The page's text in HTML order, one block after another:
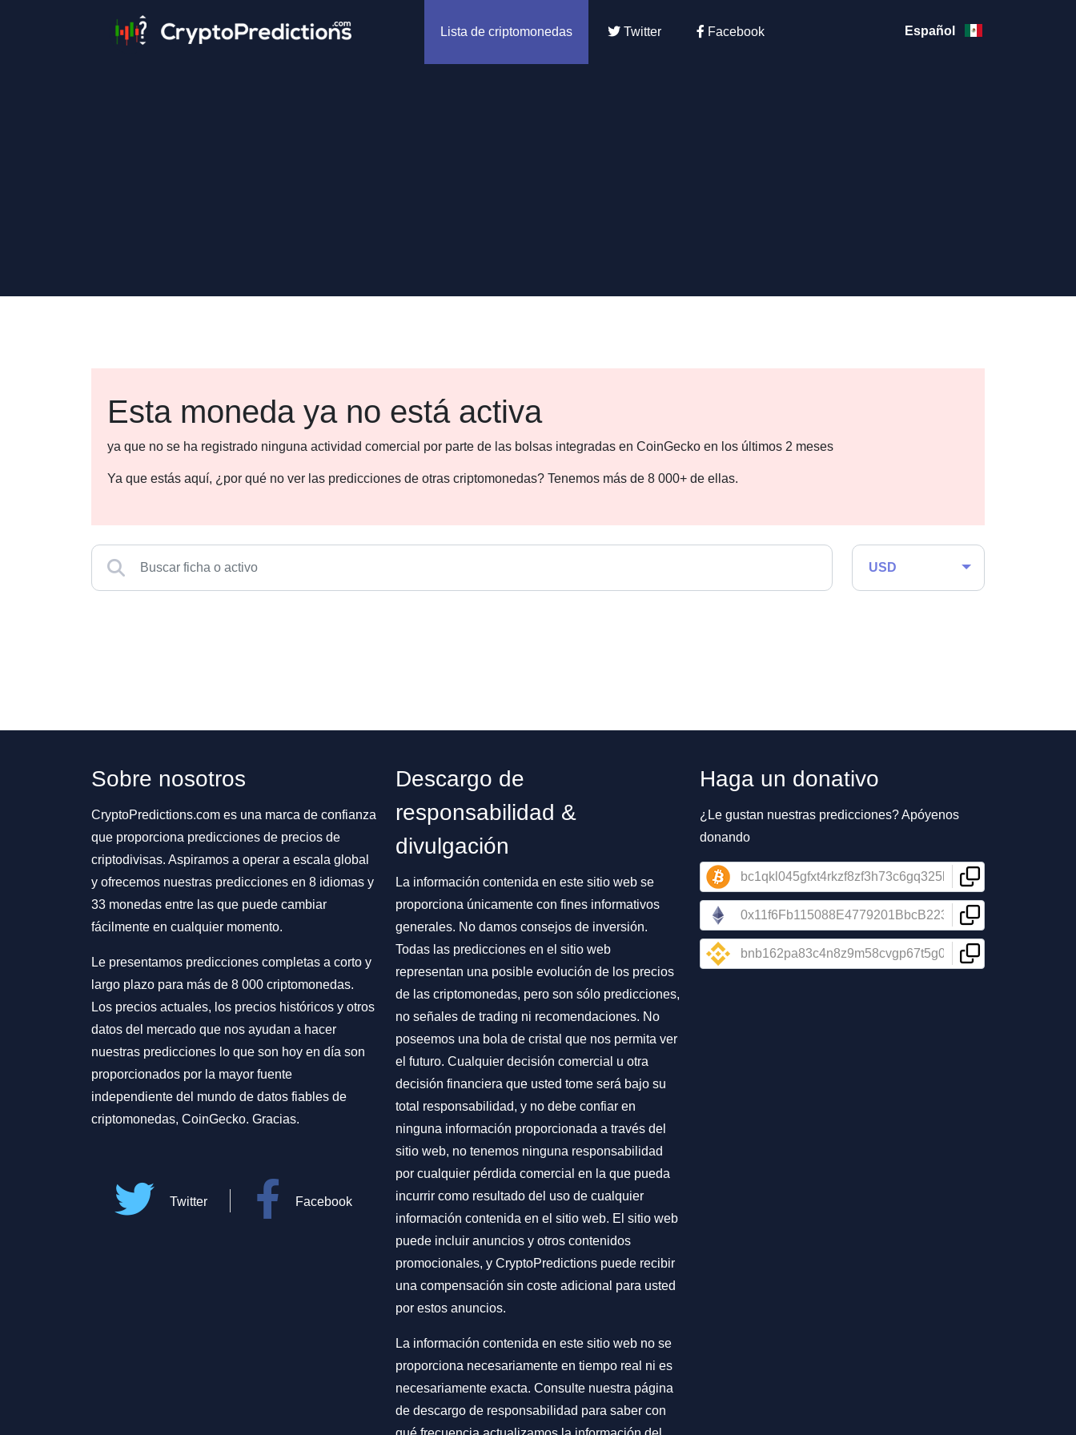
Lista de criptomonedas Twitter Facebook Español
Esta moneda ya no está activa
ya que no se ha registrado ninguna actividad comercial por parte de las bolsas integradas en CoinGecko en los últimos 2 meses
Ya que estás aquí, ¿por qué no ver las predicciones de otras criptomonedas? Tenemos más de 8 000+ de ellas.
USD
Sobre nosotros
CryptoPredictions.com es una marca de confianza
que proporciona predicciones de precios de
criptodivisas. Aspiramos a operar a escala global
y ofrecemos nuestras predicciones en 8 idiomas y
33 monedas entre las que puede cambiar
fácilmente en cualquier momento.
Le presentamos predicciones completas a corto y
largo plazo para más de 8 000 criptomonedas.
Los precios actuales, los precios históricos y otros
datos del mercado que nos ayudan a hacer
nuestras predicciones lo que son hoy en día son
proporcionados por la mayor fuente
independiente del mundo de datos fiables de
criptomonedas, CoinGecko. Gracias.
Twitter Facebook
Descargo de
responsabilidad &
divulgación
La información contenida en este sitio web se
proporciona únicamente con fines informativos
generales. No damos consejos de inversión.
Todas las predicciones en el sitio web
representan una posible evolución de los precios
de las criptomonedas, pero son sólo predicciones,
no señales de trading ni recomendaciones. No
poseemos una bola de cristal que nos permita ver
el futuro. Cualquier decisión comercial u otra
decisión financiera que usted tome será bajo su
total responsabilidad, y no debe confiar en
ninguna información proporcionada a través del
sitio web, no tenemos ninguna responsabilidad
por cualquier pérdida comercial en la que pueda
incurrir como resultado del uso de cualquier
información contenida en el sitio web. El sitio web
puede incluir anuncios y otros contenidos
promocionales, y CryptoPredictions puede recibir
una compensación sin coste adicional para usted
por estos anuncios.
La información contenida en este sitio web no se
proporciona necesariamente en tiempo real ni es
necesariamente exacta. Consulte nuestra página
de descargo de responsabilidad para saber con
Haga un donativo
¿Le gustan nuestras predicciones? Apóyenos
donando